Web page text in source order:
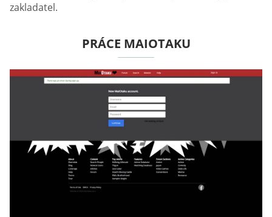
zakladatel.
PRÁCE MAIOTAKU